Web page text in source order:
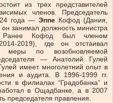
из трех представителей
членов. Председатель
года — Эппе Кофод (Дания,
занимал должность министра
Ранее Кофод был членом
2019), где он отстаивал
меры по возобновляемой
— Анатолий Гулей
имеет многолетний опыт в
и аудита. В 1996-1999 гг.
в филиалах “Градобанка” и
в Ощадбанке, а в 2007
председателя правления.